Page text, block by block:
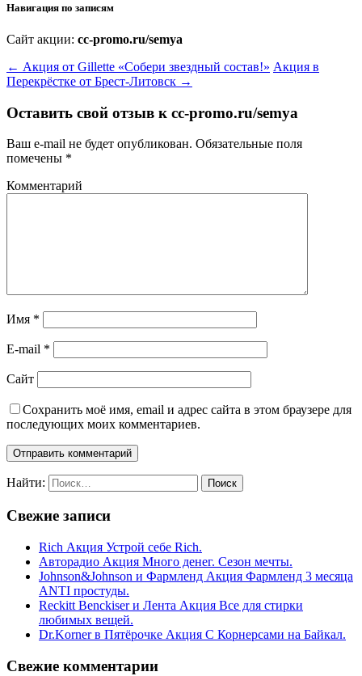
Навигация по записям
Сайт акции: cc-promo.ru/semya
← Акция от Gillette «Собери звездный состав!» Акция в
Перекрёстке от Брест-Литовск →
Оставить свой отзыв к cc-promo.ru/semya
Ваш e-mail не будет опубликован. Обязательные поля
помечены *
Комментарий
Имя *
E-mail *
Сайт
Сохранить моё имя, email и адрес сайта в этом браузере для
последующих моих комментариев.
Найти:
Свежие записи
Rich Акция Устрой себе Rich.
Авторадио Акция Много денег. Сезон мечты.
Johnson&Johnson и Фармленд Акция Фармленд 3 месяца
ANTI простуды.
Reckitt Benckiser и Лента Акция Все для стирки
любимых вещей.
Dr.Korner в Пятёрочке Акция С Корнерсами на Байкал.
Свежие комментарии